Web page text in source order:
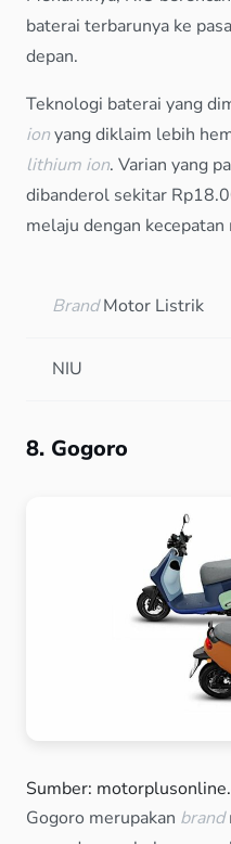
baterai terbarunya ke
depan.
Teknologi baterai yang
ionyang diklaim lebih
lithium ion. Varian yang
dibanderol sekitar
melaju dengan
BrandMotor Listrik
NIU
8. Gogoro
Sumber:
Gogoro merupakan brand